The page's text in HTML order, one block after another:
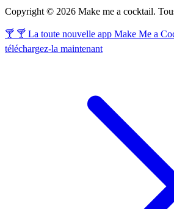
Copyright © 2026 Make me a cocktail.
🍸 🍸 La toute nouvelle app Make Me a
téléchargez-la maintenant